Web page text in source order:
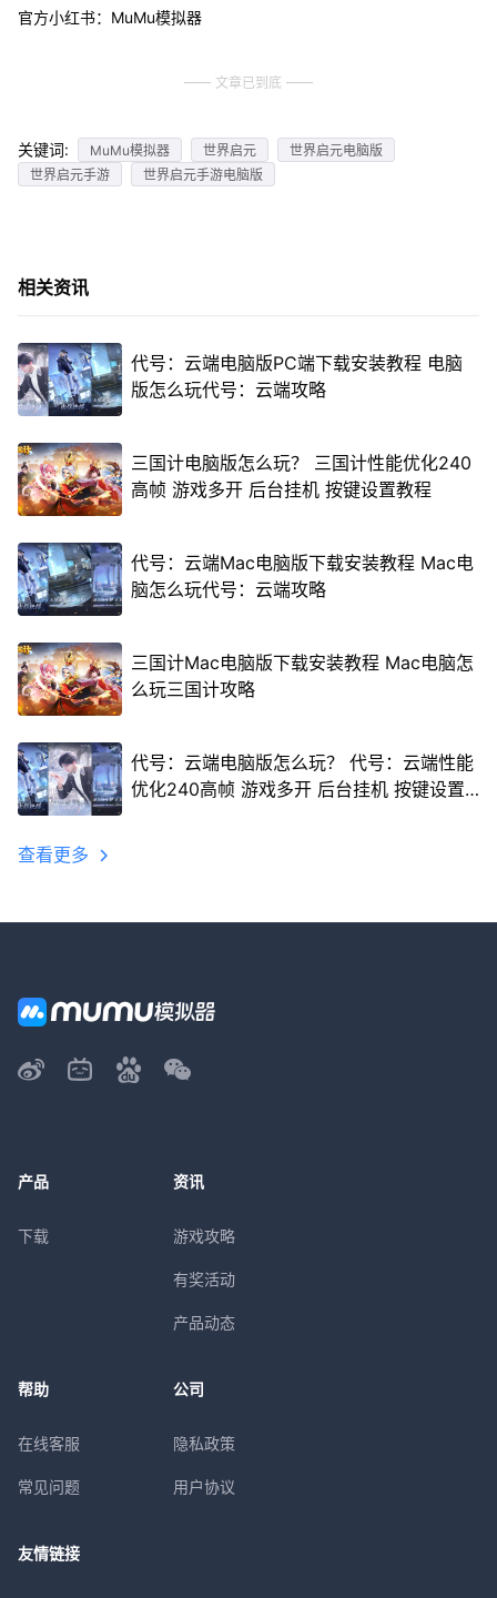
官方小红书：MuMu模拟器
文章已到底
关键词: MuMu模拟器 世界启元
世界启元电脑版
世界启元手游
世界启元手游电脑版
相关资讯
代号：云端电脑版PC端下载安装教程 电脑
版怎么玩代号：云端攻略
三国计电脑版怎么玩？ 三国计性能优化240
高帧 游戏多开 后台挂机 按键设置教程
代号：云端Mac电脑版下载安装教程 Mac电
脑怎么玩代号：云端攻略
三国计Mac电脑版下载安装教程 Mac电脑怎
么玩三国计攻略
代号：云端电脑版怎么玩？ 代号：云端性能
优化240高帧 游戏多开 后台挂机 按键设置
查看更多
产品
下载
资讯
游戏攻略
有奖活动
产品动态
帮助
在线客服
常见问题
公司
隐私政策
用户协议
友情链接